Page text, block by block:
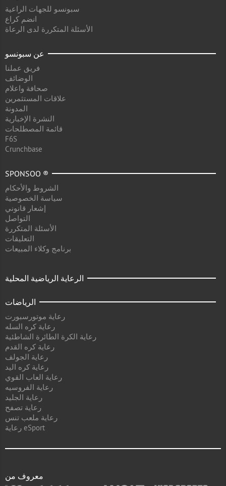
سبونسو للجهات الراعية
انضم كراع
الأسئلة المتكررة لدى الرعاة
عن سبونسو
فريق عملنا
الوضائف
صحافة واعلام
علاقات المستثمرين
المدونة
النشرة الإخبارية
قائمة المصطلحات
F6S
Crunchbase
SPONSOO ®
الشروط والأحكام
سياسة الخصوصية
إشعار قانوني
التواصل
الأسئلة المتكررة
التعليقات
برنامج وكلاء المبيعات
الرعاية الرياضية المحلية
الرياضات
رعاية موتورسبورت
رعاية كره السله
رعاية الكرة الطائرة الشاطئية
رعاية كره القدم
رعاية الجولف
رعاية كره اليد
رعاية العاب القوي
رعاية الفروسيه
رعاية الجليد
رعاية تصفح
رعاية ملعب تنس
رعاية eSport
معروف من